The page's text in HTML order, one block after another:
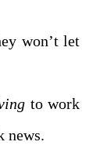
let
to work
news.